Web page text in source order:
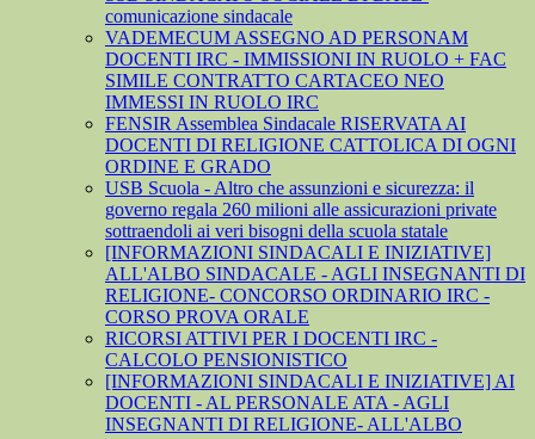
comunicazione sindacale
VADEMECUM ASSEGNO AD PERSONAM
DOCENTI IRC - IMMISSIONI IN RUOLO + FAC
SIMILE CONTRATTO CARTACEO NEO
IMMESSI IN RUOLO IRC
FENSIR Assemblea Sindacale RISERVATA AI
DOCENTI DI RELIGIONE CATTOLICA DI OGNI
ORDINE E GRADO
USB Scuola - Altro che assunzioni e sicurezza: il
governo regala 260 milioni alle assicurazioni private
sottraendoli ai veri bisogni della scuola statale
[INFORMAZIONI SINDACALI E INIZIATIVE]
ALL'ALBO SINDACALE - AGLI INSEGNANTI DI
RELIGIONE- CONCORSO ORDINARIO IRC -
CORSO PROVA ORALE
RICORSI ATTIVI PER I DOCENTI IRC -
CALCOLO PENSIONISTICO
[INFORMAZIONI SINDACALI E INIZIATIVE] AI
DOCENTI - AL PERSONALE ATA - AGLI
INSEGNANTI DI RELIGIONE- ALL'ALBO